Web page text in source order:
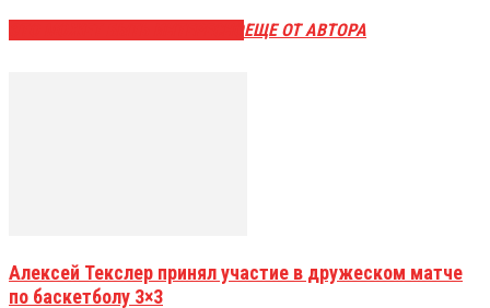
ЕЩЕ ОТ АВТОРА
Алексей Текслер принял участие в дружеском матче
по баскетболу 3×3